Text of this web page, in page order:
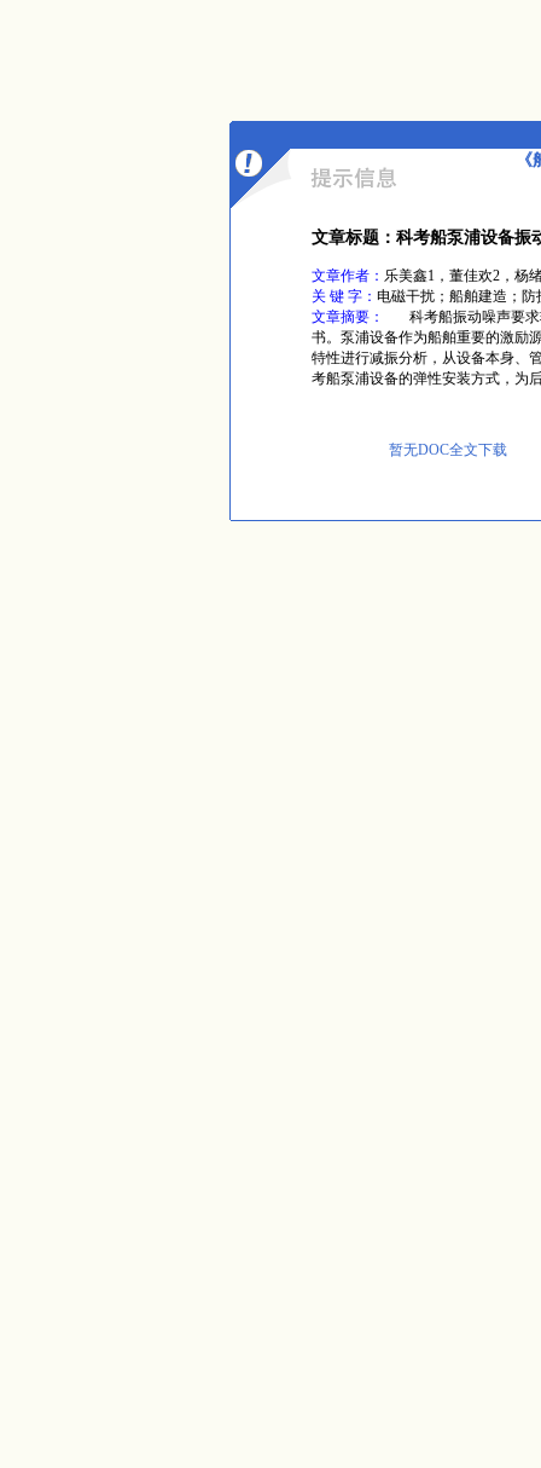
文章标题：科考船泵浦设备振
文章作者： 乐美鑫1，董佳欢2，杨
关 键 字： 电磁干扰；船舶建造；防
文章摘要：
科考船振动噪声要求
书。泵浦设备作为船舶重要的激励
特性进行减振分析，从设备本身、
考船泵浦设备的弹性安装方式，为
暂无DOC全文下载